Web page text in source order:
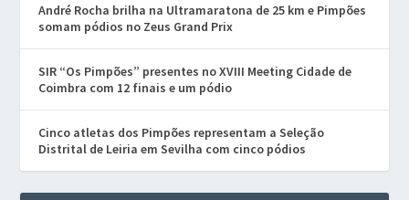
André Rocha brilha na Ultramaratona de 25 km e Pimpões
somam pódios no Zeus Grand Prix
SIR “Os Pimpões” presentes no XVIII Meeting Cidade de
Coimbra com 12 finais e um pódio
Cinco atletas dos Pimpões representam a Seleção
Distrital de Leiria em Sevilha com cinco pódios